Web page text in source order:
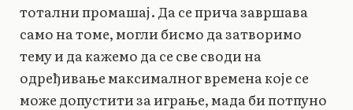
тотални промашај. Да се прича завршава
само на томе, могли бисмо да затворимо
тему и да кажемо да се све своди на
одређивање максималног времена које се
може допустити за играње, мада би потпуно